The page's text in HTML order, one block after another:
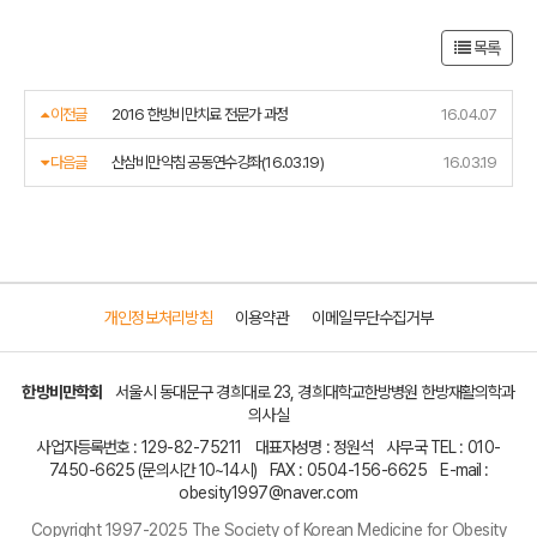
목록
이전글 2016 한방비만치료 전문가 과정 16.04.07
다음글 산삼비만약침 공동연수강좌(16.03.19) 16.03.19
개인정보처리방침 이용약관 이메일무단수집거부
한방비만학회
서울시 동대문구 경희대로 23, 경희대학교한방병원 한방재활의학과
의사실
사업자등록번호 : 129-82-75211 대표자성명 : 정원석 사무국 TEL : 010-
7450-6625(문의시간 10~14시) FAX : 0504-156-6625
E-mail :
obesity1997@naver.com
Copyright 1997-2025 The Society of Korean Medicine for Obesity